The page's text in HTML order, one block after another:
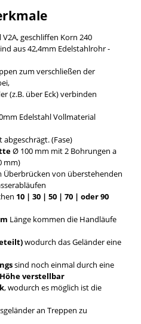
geschliffen Korn 240
aus 42,4mm Edelstahlrohr -
zum verschließen der
(z.B. über Eck) verbinden
Edelstahl Vollmaterial
(Fase)
Ø 100 mm mit 2 Bohrungen a
mm)
Überbrücken von überstehenden
10 | 30 | 50 | 70 | oder 90
Länge kommen die Handläufe
wodurch das Geländer eine
sind noch einmal durch eine
verstellbar
, wodurch es möglich ist die
an Treppen zu